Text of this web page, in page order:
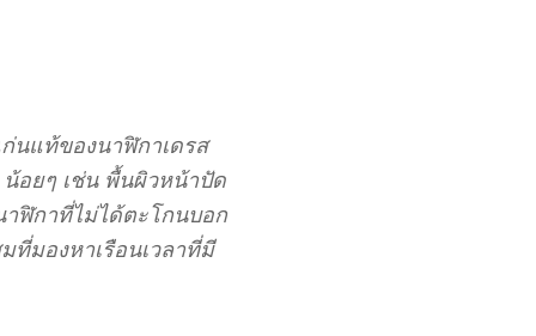
นแท้ของนาฬิกาเดรส
อยๆ เช่น พื้นผิวหน้าปัด
าฬิกาที่ไม่ได้ตะโกนบอก
ที่มองหาเรือนเวลาที่มี